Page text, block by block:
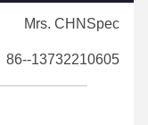
Mrs. CHNSpec
86--13732210605